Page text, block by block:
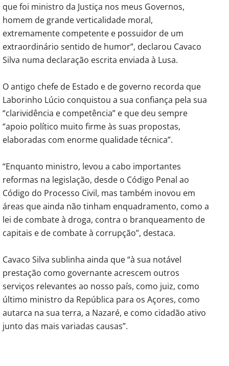
que foi ministro da Justiça nos meus Governos,
homem de grande verticalidade moral,
extremamente competente e possuidor de um
extraordinário sentido de humor”, declarou Cavaco
Silva numa declaração escrita enviada à Lusa.
O antigo chefe de Estado e de governo recorda que
Laborinho Lúcio conquistou a sua confiança pela sua
“clarividência e competência” e que deu sempre
“apoio político muito firme às suas propostas,
elaboradas com enorme qualidade técnica”.
“Enquanto ministro, levou a cabo importantes
reformas na legislação, desde o Código Penal ao
Código do Processo Civil, mas também inovou em
áreas que ainda não tinham enquadramento, como a
lei de combate à droga, contra o branqueamento de
capitais e de combate à corrupção”, destaca.
Cavaco Silva sublinha ainda que “à sua notável
prestação como governante acrescem outros
serviços relevantes ao nosso país, como juiz, como
último ministro da República para os Açores, como
autarca na sua terra, a Nazaré, e como cidadão ativo
junto das mais variadas causas”.